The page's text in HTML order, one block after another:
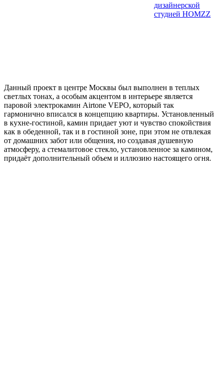
дизайнерской
студией HOMZZ
Данный проект в центре Москвы был выполнен в теплых
светлых тонах, а особым акцентом в интерьере является
паровой электрокамин Airtone VEPO, который так
гармонично вписался в концепцию квартиры. Установленный
в кухне-гостиной, камин придает уют и чувство спокойствия
как в обеденной, так и в гостиной зоне, при этом не отвлекая
от домашних забот или общения, но создавая душевную
атмосферу, а стемалитовое стекло, установленное за камином,
придаёт дополнительный объем и иллюзию настоящего огня.